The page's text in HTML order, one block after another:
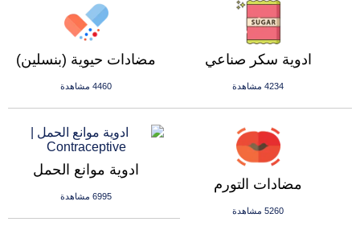
مضادات حيوية (بنسلين)
4460 مشاهدة
ادوية سكر صناعي
4234 مشاهدة
ادوية موانع الحمل
6995 مشاهدة
مضادات التورم
5260 مشاهدة